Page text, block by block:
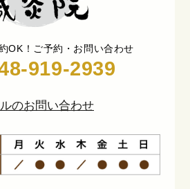
OK！ご予約・お問い合わせ
919-2939
のお問い合わせ